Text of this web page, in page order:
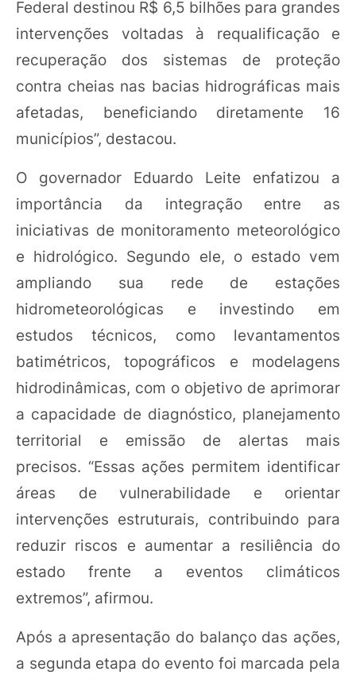
Federal destinou R$ 6,5 bilhões para grandes
intervenções voltadas à requalificação e
recuperação dos sistemas de proteção
contra cheias nas bacias hidrográficas mais
afetadas, beneficiando diretamente 16
municípios”, destacou.
O governador Eduardo Leite enfatizou a
importância da integração entre as
iniciativas de monitoramento meteorológico
e hidrológico. Segundo ele, o estado vem
ampliando sua rede de estações
hidrometeorológicas e investindo em
estudos técnicos, como levantamentos
batimétricos, topográficos e modelagens
hidrodinâmicas, com o objetivo de aprimorar
a capacidade de diagnóstico, planejamento
territorial e emissão de alertas mais
precisos. “Essas ações permitem identificar
áreas de vulnerabilidade e orientar
intervenções estruturais, contribuindo para
reduzir riscos e aumentar a resiliência do
estado frente a eventos climáticos
extremos”, afirmou.
Após a apresentação do balanço das ações,
a segunda etapa do evento foi marcada pela